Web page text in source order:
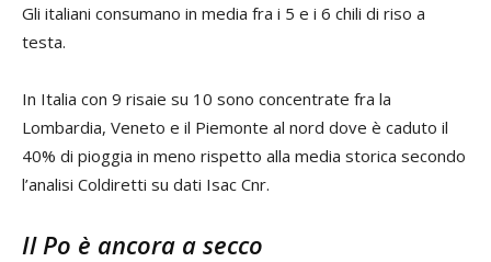
Gli italiani consumano in media fra i 5 e i 6 chili di riso a
testa.
In Italia con 9 risaie su 10 sono concentrate fra la
Lombardia, Veneto e il Piemonte al nord dove è caduto il
40% di pioggia in meno rispetto alla media storica secondo
l’analisi Coldiretti su dati Isac Cnr.
Il Po è ancora a secco